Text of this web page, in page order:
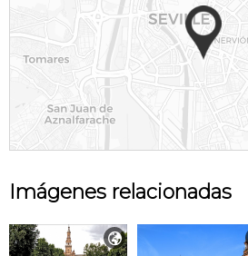
Imágenes relacionadas
